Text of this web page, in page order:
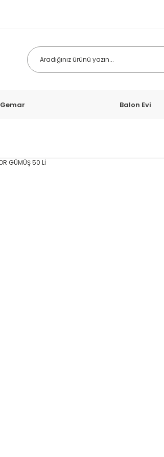
Gemar Balon Evi